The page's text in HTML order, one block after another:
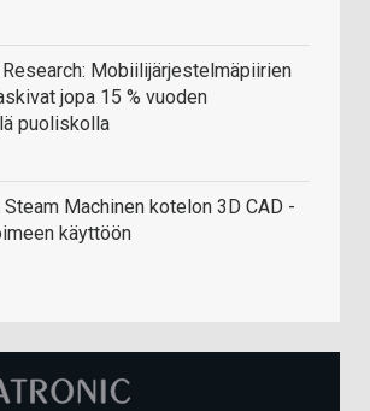
Mobiilijärjestelmäpiirien
jopa 15 % vuoden
puoliskolla
Machinen kotelon 3D CAD -
käyttöön